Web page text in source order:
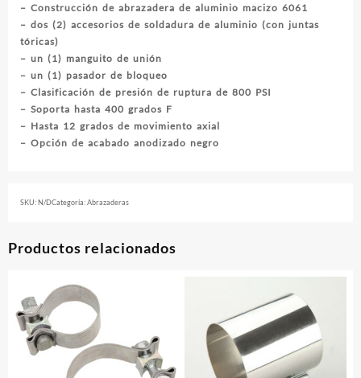
– Construcción de abrazadera de aluminio macizo 6061
– dos (2) accesorios de soldadura de aluminio (con juntas
tóricas)
– un (1) manguito de unión
– un (1) pasador de bloqueo
– Clasificación de presión de ruptura de 800 PSI
– Soporta hasta 400 grados F
– Hasta 12 grados de movimiento axial
– Opción de acabado anodizado negro
SKU:N/DCategoría:Abrazaderas
Productos relacionados